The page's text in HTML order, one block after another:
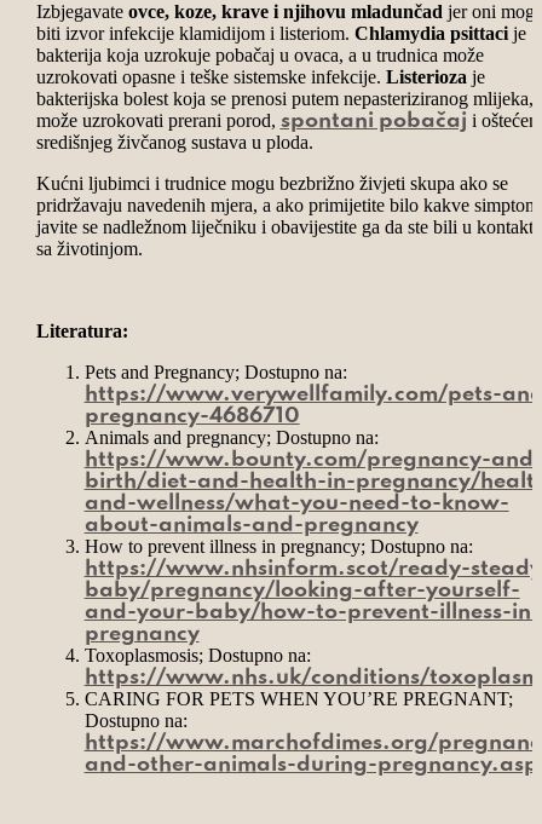
Izbjegavate ovce, koze, krave i njihovu mladunčad jer oni
biti izvor infekcije klamidijom i listeriom. Chlamydia psittacije
bakterija koja uzrokuje pobačaj u ovaca, a u trudnica može
uzrokovati opasne i teške sistemske infekcije. Listerioza je
bakterijska bolest koja se prenosi putem nepasteriziranog mlijeka,
može uzrokovati prerani porod, spontani pobačaj i
središnjeg živčanog sustava u ploda.
Kućni ljubimci i trudnice mogu bezbrižno živjeti skupa ako se
pridržavaju navedenih mjera, a ako primijetite bilo kakve
javite se nadležnom liječniku i obavijestite ga da ste bili u kontaktu
sa životinjom.
Literatura:
Pets and Pregnancy; Dostupno na:
https://www.verywellfamily.com/pets-
pregnancy-4686710
Animals and pregnancy; Dostupno na:
https://www.bounty.com/pregnancy-and-
birth/diet-and-health-in-pregnancy/
and-wellness/what-you-need-to-know-
about-animals-and-pregnancy
How to prevent illness in pregnancy; Dostupno na:
https://www.nhsinform.scot/ready-
baby/pregnancy/looking-after-yourself-
and-your-baby/how-to-prevent-illness-in-
pregnancy
Toxoplasmosis; Dostupno na:
https://www.nhs.uk/conditions/
CARING FOR PETS WHEN YOU’RE PREGNANT;
Dostupno na:
https://www.marchofdimes.org/
and-other-animals-during-